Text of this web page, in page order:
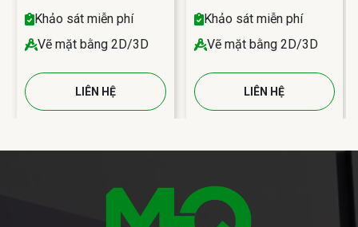
Khảo sát miễn phí
Vẽ mặt bằng 2D/3D
LIÊN HỆ
Khảo sát miễn phí
Vẽ mặt bằng 2D/3D
LIÊN HỆ